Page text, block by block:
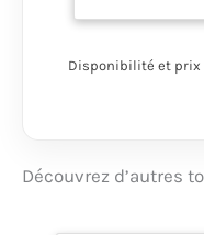
Disponibilité et prix
Découvrez d’autres